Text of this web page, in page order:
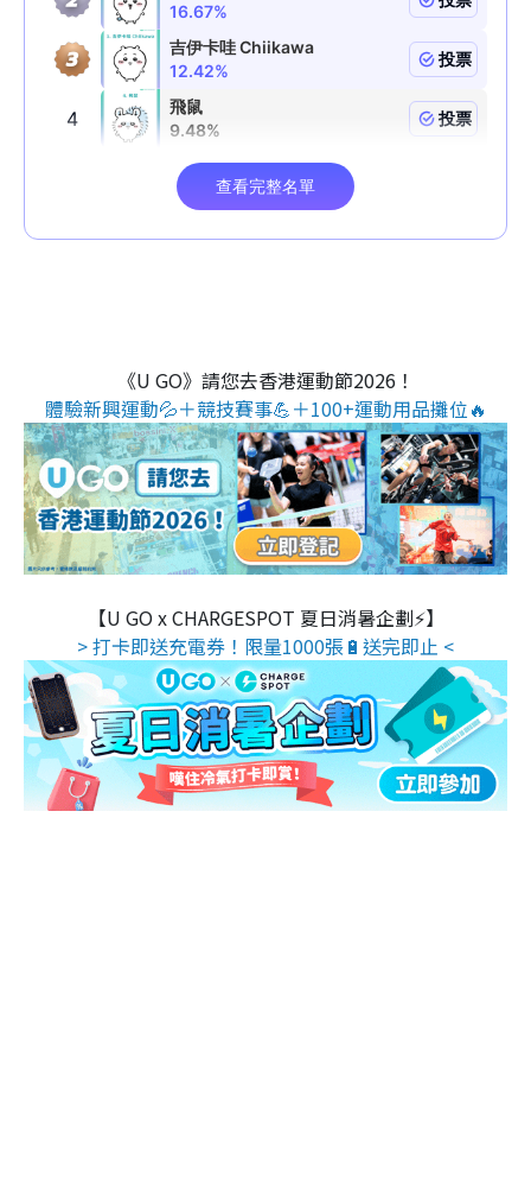
《U GO》請您去香港運動節2026！
體驗新興運動💦＋競技賽事💪＋100+運動用品攤位🔥
【U GO x CHARGESPOT 夏日消暑企劃⚡】
> 打卡即送充電券！限量1000張🔋送完即止 <